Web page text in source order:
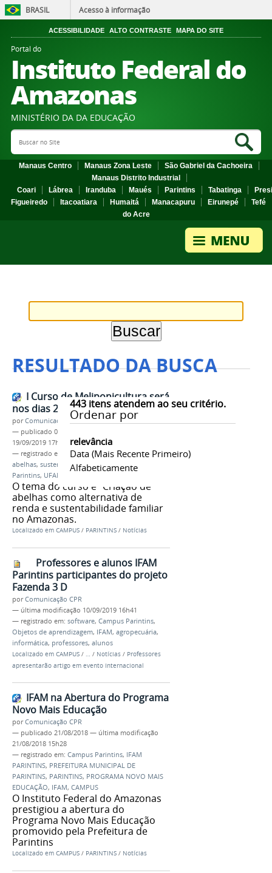
BRASIL Acesso à informação
ACESSIBILIDADE ALTO CONTRASTE MAPA DO SITE
Portal do
Instituto Federal do
Amazonas
MINISTÉRIO DA DA EDUCAÇÃO
Search Site
Manaus Centro Manaus Zona Leste
São Gabriel da Cachoeira
Manaus Distrito Industrial
Coari
Lábrea Iranduba Maués Parintins Tabatinga
Figueiredo
Itacoatiara Humaitá Manacapuru Eirunepé
Tefé
do Acre
RESULTADO DA BUSCA
443itens atendem ao seu critério.
Ordenar por
relevância
Data (mais Recente Primeiro)
Alfabeticamente
I Curso de Meliponicultura será
nos dias 26, 27 e 28 de setembro
porComunicação CPR
— publicado 03/09/2019
19/09/2019 17h24
— registrado em:
meliponicultura ,manejo de
abelhas, sustentabilidade familiar
Campus
Parintins, UFAM
O tema do curso é “Criação de
abelhas como alternativa de
renda e sustentabilidade familiar
no Amazonas.
Localizado em CAMPUS / PARINTINS / Notícias
Professores e alunos IFAM
Parintins participantes do projeto
Fazenda 3 D
porComunicação CPR
— última modificação 10/09/2019 16h41
— registrado em: software, Campus Parintins,
Objetos de aprendizagem, IFAM, agropecuária,
informática, professores, alunos
Localizado em CAMPUS / / Notícias / Professores
apresentarão artigo em evento Internacional
IFAM na Abertura do Programa
Novo Mais Educação
porComunicação CPR
— publicado 21/08/2018 — última modificação
21/08/2018 15h28
— registrado em: Campus Parintins, IFAM
PARINTINS, PREFEITURA MUNICIPAL DE
PARINTINS, PARINTINS, PROGRAMA NOVO MAIS
EDUCAÇÃO, IFAM, CAMPUS
O Instituto Federal do Amazonas
prestigiou a abertura do
Programa Novo Mais Educação
promovido pela Prefeitura de
Parintins
Localizado em CAMPUS / PARINTINS / Notícias